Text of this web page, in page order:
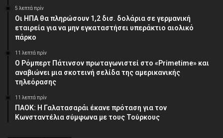
5 λεπτά πρίν
Οι ΗΠΑ θα πληρώσουν 1,2 δισ. δολάρια σε γερμανική
εταιρεία για να μην εγκαταστήσει υπεράκτιο αιολικό
πάρκο
11 λεπτά πρίν
Ο Ρόμπερτ Πάτινσον πρωταγωνιστεί στο «Primetime» και
αναβιώνει μια σκοτεινή σελίδα της αμερικανικής
τηλεόρασης
11 λεπτά πρίν
ΠΑΟΚ: Η Γαλατασαράι έκανε πρόταση για τον
Κωνσταντέλια σύμφωνα με τους Τούρκους